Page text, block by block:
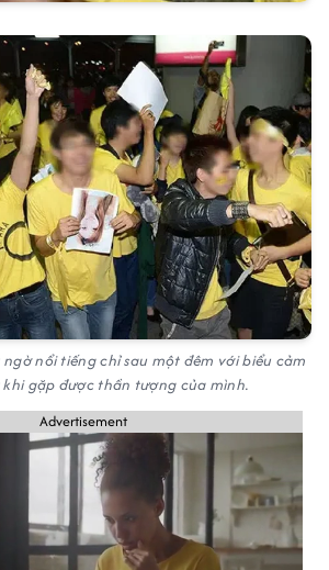
nổi tiếng chỉ sau một đêm với biểu cảm
gặp được thần tượng của mình.
Advertisement